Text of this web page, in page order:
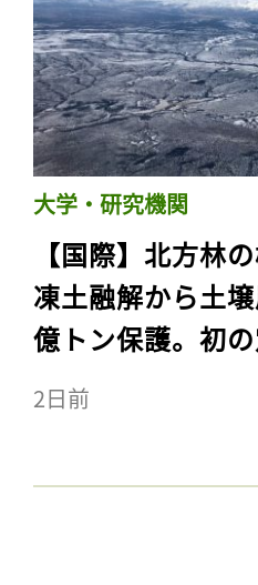
大学・研究機関
【国際】北方林
凍土融解から土
億トン保護。初
2日前